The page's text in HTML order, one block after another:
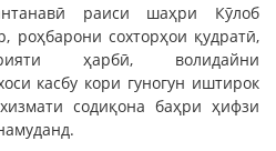
раиси шаҳри Кӯлоб
роҳбарони сохторҳои қудратӣ,
ҳарбӣ, волидайни
касбу кори гуногун иштирок
содиқона баҳри ҳифзи